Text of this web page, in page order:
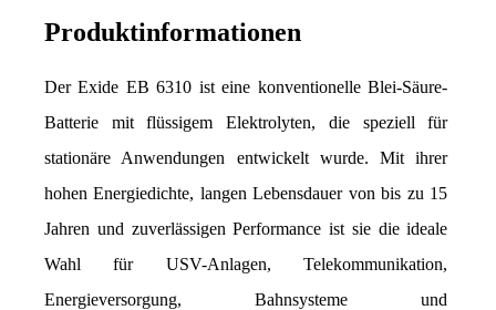
Produktinformationen
Der Exide EB 6310 ist eine konventionelle Blei-Säure-
Batterie mit flüssigem Elektrolyten, die speziell für
stationäre Anwendungen entwickelt wurde. Mit ihrer
hohen Energiedichte, langen Lebensdauer von bis zu 15
Jahren und zuverlässigen Performance ist sie die ideale
Wahl für USV-Anlagen, Telekommunikation,
Energieversorgung, Bahnsysteme und